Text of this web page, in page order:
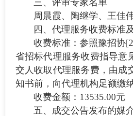
三、评审专家名单
周晨霞、陶继学、王佳
四、代理服务收费标准
收费标准：参照豫招协
省招标代理服务收费指导意
交人收取代理服务费，由成
知书前，向代理机构足额缴纳
收费金额： 13535.00元
五、成交公告发布的媒